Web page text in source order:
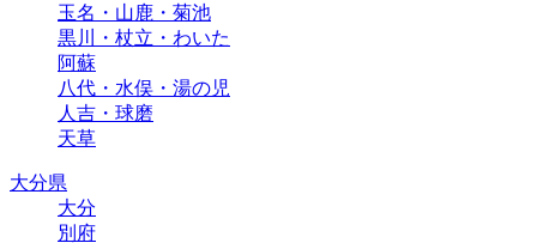
玉名・山鹿・菊池
黒川・杖立・わいた
阿蘇
八代・水俣・湯の児
人吉・球磨
天草
大分県
大分
別府